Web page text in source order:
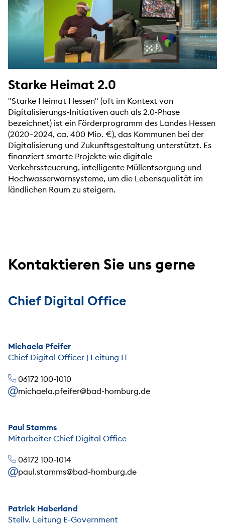
Starke Heimat 2.0
"Starke Heimat Hessen" (oft im Kontext von
Digitalisierungs-Initiativen auch als 2.0-Phase
bezeichnet) ist ein Förderprogramm des Landes Hessen
(2020–2024, ca. 400 Mio. €), das Kommunen bei der
Digitalisierung und Zukunftsgestaltung unterstützt. Es
finanziert smarte Projekte wie digitale
Verkehrssteuerung, intelligente Müllentsorgung und
Hochwasserwarnsysteme, um die Lebensqualität im
ländlichen Raum zu steigern.
Kontaktieren Sie uns gerne
Chief Digital Office
Michaela Pfeifer
Chief Digital Officer | Leitung IT
06172 100-1010
michaela.pfeifer@bad-homburg.de
Paul Stamms
Mitarbeiter Chief Digital Office
06172 100-1014
paul.stamms@bad-homburg.de
Patrick Haberland
Stellv. Leitung E-Government